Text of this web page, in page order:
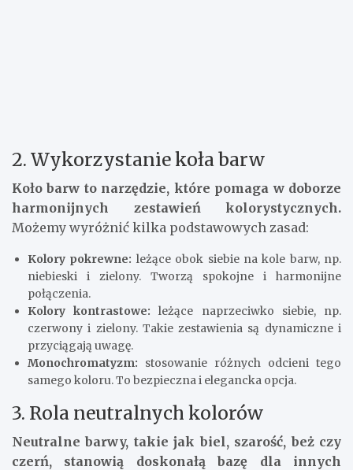
2. Wykorzystanie koła barw
Koło barw to narzędzie, które pomaga w doborze
harmonijnych zestawień kolorystycznych.
Możemy wyróżnić kilka podstawowych zasad:
Kolory pokrewne: leżące obok siebie na kole barw, np.
niebieski i zielony. Tworzą spokojne i harmonijne
połączenia.
Kolory kontrastowe: leżące naprzeciwko siebie, np.
czerwony i zielony. Takie zestawienia są dynamiczne i
przyciągają uwagę.
Monochromatyzm: stosowanie różnych odcieni tego
samego koloru. To bezpieczna i elegancka opcja.
3. Rola neutralnych kolorów
Neutralne barwy, takie jak biel, szarość, beż czy
czerń, stanowią doskonałą bazę dla innych